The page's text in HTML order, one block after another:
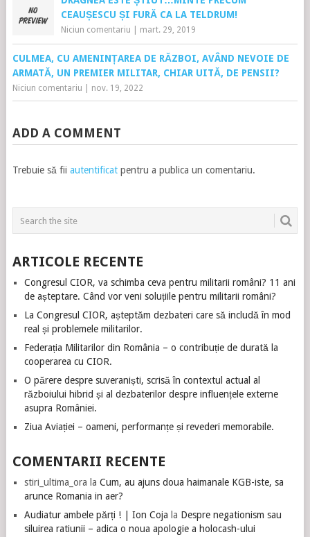
CEAUȘESCU ȘI FURĂ CA LA TELDRUM!
Niciun comentariu mart. 29, 2019
CULMEA, CU AMENINȚAREA DE RĂZBOI, AVÂND NEVOIE DE
ARMATĂ, UN PREMIER MILITAR, CHIAR UITĂ, DE PENSII?
Niciun comentariu nov. 19, 2022
ADD A COMMENT
Trebuie să fii autentificatpentru a publica un comentariu.
ARTICOLE RECENTE
Congresul CIOR, va schimba ceva pentru militarii români? 11 ani
de așteptare. Când vor veni soluțiile pentru militarii români?
La Congresul CIOR, așteptăm dezbateri care să includă în mod
real și problemele militarilor.
Federația Militarilor din România – o contribuție de durată la
cooperarea cu CIOR.
O părere despre suveraniști, scrisă în contextul actual al
războiului hibrid și al dezbaterilor despre influențele externe
asupra României.
Ziua Aviației – oameni, performanțe și revederi memorabile.
COMENTARII RECENTE
stiri_ultima_ora la Cum, au ajuns doua haimanale KGB-iste, sa
arunce Romania in aer?
Audiatur ambele părți ! | Ion Coja la Despre negationism sau
siluirea ratiunii – adica o noua apologie a holocash-ului